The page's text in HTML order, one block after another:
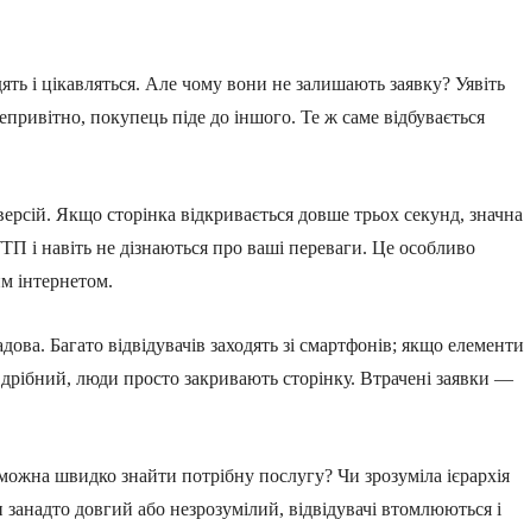
і цікавляться. Але чому вони не залишають заявку? Уявіть
покупець піде до іншого. Те ж саме відбувається
Якщо сторінка відкривається довше трьох секунд, значна
і навіть не дізнаються про ваші переваги. Це особливо
інтернетом.
Багато відвідувачів заходять зі смартфонів; якщо елементи
люди просто закривають сторінку. Втрачені заявки —
швидко знайти потрібну послугу? Чи зрозуміла ієрархія
довгий або незрозумілий, відвідувачі втомлюються і